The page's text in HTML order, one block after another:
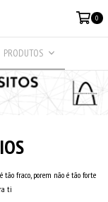
0
PRODUTOS
tão fraco, porem não é tão forte
ti